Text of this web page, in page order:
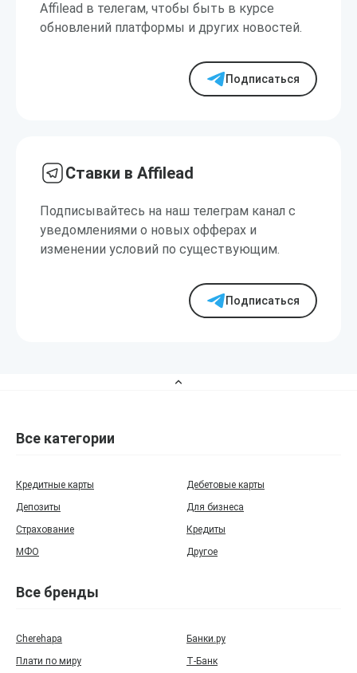
Affilead в телегам, чтобы быть в курсе
обновлений платформы и других новостей.
Подписаться
Ставки в Affilead
Подписывайтесь на наш телеграм канал с
уведомлениями о новых офферах и
изменении условий по существующим.
Подписаться
Все категории
Кредитные карты
Дебетовые карты
Депозиты
Для бизнеса
Страхование
Кредиты
МФО
Другое
Все бренды
Cherehapa
Банки.ру
Плати по миру
Т‑Банк